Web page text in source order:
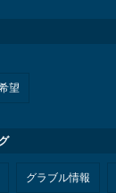
望
グラブル情報